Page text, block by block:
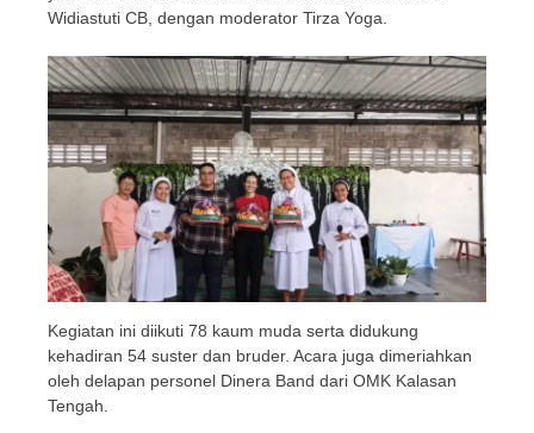
Widiastuti CB, dengan moderator Tirza Yoga.
Kegiatan ini diikuti 78 kaum muda serta didukung
kehadiran 54 suster dan bruder. Acara juga dimeriahkan
oleh delapan personel Dinera Band dari OMK Kalasan
Tengah.